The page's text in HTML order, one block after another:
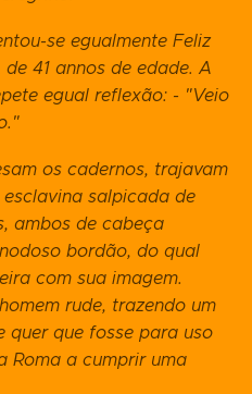
se egualmente Feliz
41 annos de edade. A
egual reflexão: - "Veio
os cadernos, trajavam
salpicada de
ambos de cabeça
bordão, do qual
com sua imagem.
rude, trazendo um
quer que fosse para uso
Roma a cumprir uma